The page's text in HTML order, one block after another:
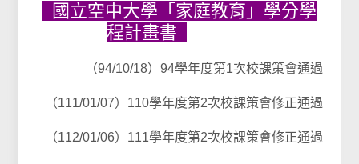
國立空中大學「家庭教育」學分學
程計畫書
（94/10/18）94學年度第1次校課策會通過
（111/01/07）110學年度第2次校課策會修正通過
（112/01/06）111學年度第2次校課策會修正通過